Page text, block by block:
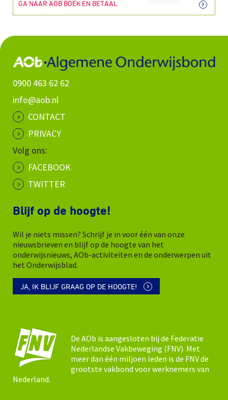
GA NAAR AOB BOEK EN BETAAL
0900 463 62 62
info@aob.nl
CONTACT
PRIVACY
Volg ons:
FACEBOOK
TWITTER
Blijf op de hoogte!
Wil je niets missen? Schrijf je in voor één van onze
nieuwsbrieven en blijf op de hoogte van het
onderwijsnieuws, AOb-activiteiten en de onderwerpen uit
het Onderwijsblad.
JA, IK BLIJF GRAAG OP DE HOOGTE!
De AOb is aangesloten bij de Federatie
Nederlandse Vakbeweging (FNV). Met
meer dan één miljoen leden is de FNV de
grootste vakbond voor werknemers van
Nederland.